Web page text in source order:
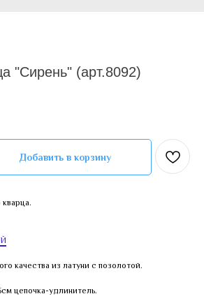
"Сирень" (арт.8092)
Добавить в корзину
качества из латуни с позолотой.
цепочка-удлинитель.